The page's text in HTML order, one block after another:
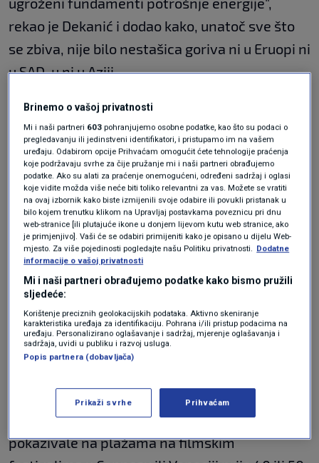
rekao je Dekanić i dodao kako, unatoč sve što
se zbiva, nije bilo nestašica goriva ni u Eruopi ni
u SAD-u ni u Aziji.
"Ova kriza je puno jača u medijima i u glasnoći
nego u samimenergetskim fundametima",
ocijenio je.
Upozorenje Europljanima: Neki od
vas mogli bi ostati bez godišnjeg
odmora
SVIJET 23. tra.
"Sve je kao u izvještajima
s dodjele Oscara"
Usporedio je sadašnju situaciju s izvještajima
su glumice sve pokazale, a kad otvorite vijest
vidite da nisu pokazale ništaviše nego su
pokazivale na plažama na filmskim
Brinemo o vašoj privatnosti
Mi i naši partneri 603 pohranjujemo osobne podatke, kao što su podaci o
pregledavanju ili jedinstveni identifikatori, i pristupamo im na vašem
uređaju. Odabirom opcije Prihvaćam omogućit ćete tehnologije praćenja
koje podržavaju svrhe za čije pružanje mi i naši partneri obrađujemo
podatke. Ako su alati za praćenje onemogućeni, određeni sadržaj i oglasi
koje vidite možda više neće biti toliko relevantni za vas. Možete se vratiti
na ovaj izbornik kako biste izmijenili svoje odabire ili povukli pristanak u
bilo kojem trenutku klikom na Upravljaj postavkama poveznicu pri dnu
web-stranice [ili plutajuće ikone u donjem lijevom kutu web stranice, ako
je primjenjivo]. Vaši će se odabiri primijeniti kako je opisano u dijelu Web-
mjesto. Za više pojedinosti pogledajte našu Politiku privatnosti. Dodatne
informacije o vašoj privatnosti
Mi i naši partneri obrađujemo podatke kako bismo pružili
sljedeće:
Korištenje preciznih geolokacijskih podataka. Aktivno skeniranje
karakteristika uređaja za identifikaciju. Pohrana i/ili pristup podacima na
uređaju. Personalizirano oglašavanje i sadržaj, mjerenje oglašavanja i
sadržaja, uvidi u publiku i razvoj usluga.
Popis partnera (dobavljača)
Prikaži svrhe Prihvaćam